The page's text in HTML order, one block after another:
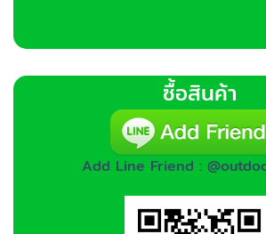
ซื้อสินค้า
Add Line Friend :